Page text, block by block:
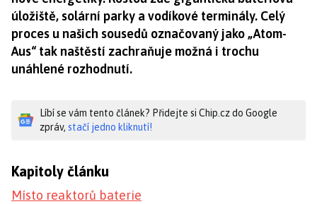
úložiště, solární parky a vodíkové terminály. Celý
proces u našich sousedů označovaný jako „Atom-
Aus“ tak naštěstí zachraňuje možná i trochu
unáhlené rozhodnutí.
Líbí se vám tento článek? Přidejte si Chip.cz do Google
zpráv, stačí jedno kliknutí!
Kapitoly článku
Místo reaktorů baterie